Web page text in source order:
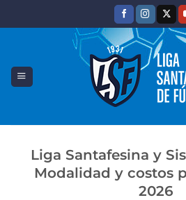
Liga Santafesina y
Modalidad y costos
2026